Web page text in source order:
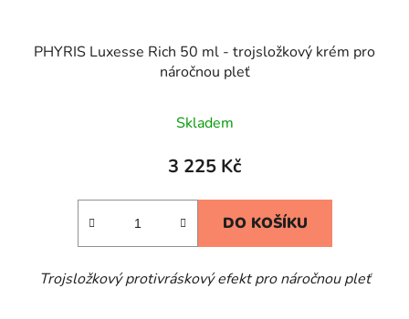
PHYRIS Luxesse Rich 50 ml - trojsložkový krém pro
náročnou pleť
Skladem
3 225 Kč
DO KOŠÍKU
Trojsložkový protivráskový efekt pro náročnou pleť